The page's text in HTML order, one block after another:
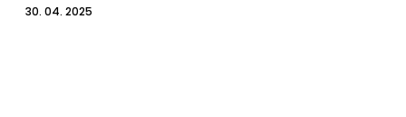
30. 04. 2025